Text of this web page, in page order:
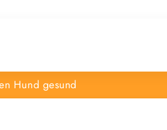
Hund gesund